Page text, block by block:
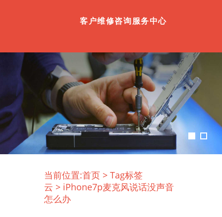
客户维修咨询服务中心
当前位置:首页 > Tag标签
云 > iPhone7p麦克风说话没声音
怎么办